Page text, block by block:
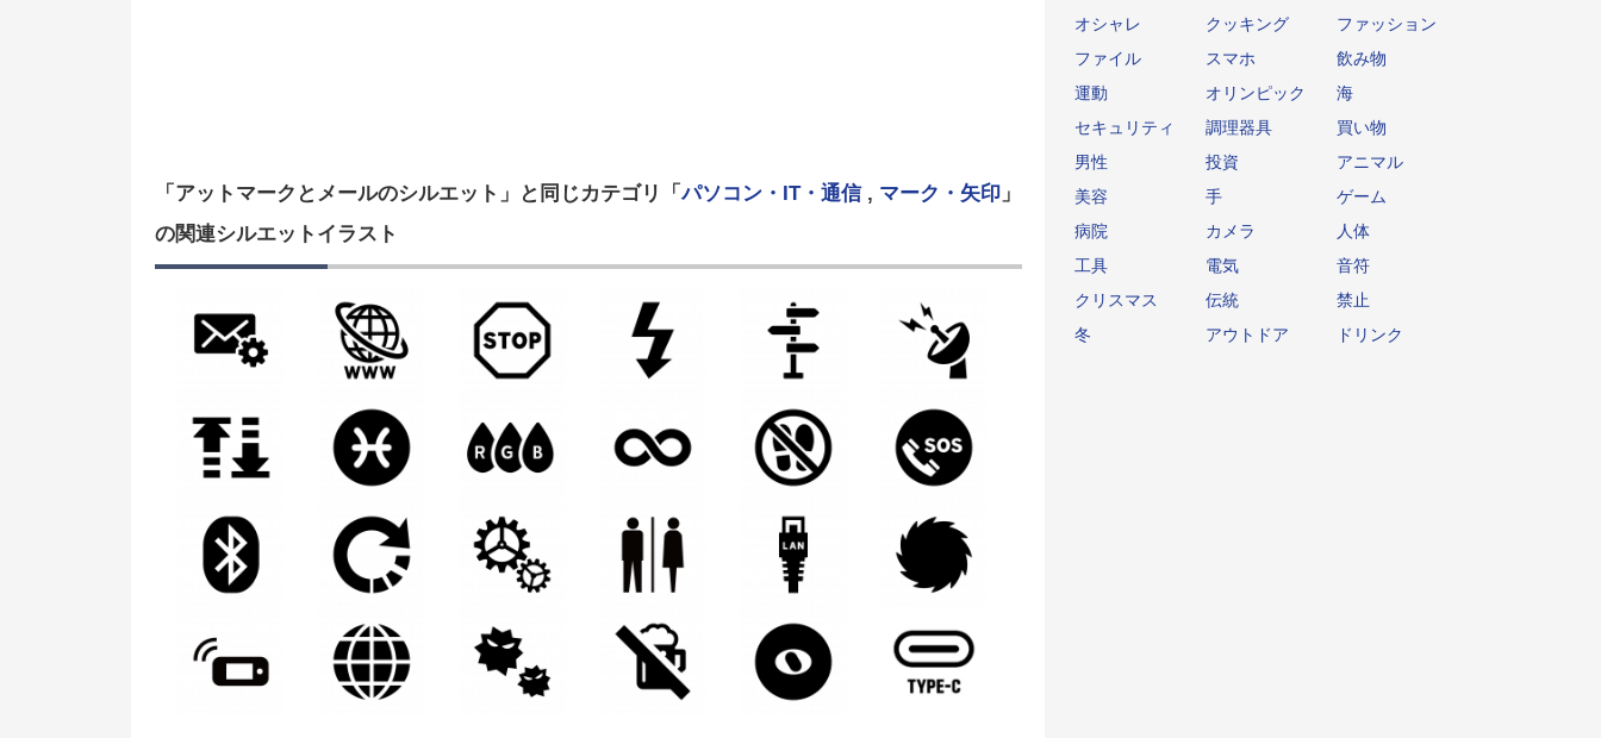
「アットマークとメールのシルエット」と同じカテゴリ「パソコン・IT・通信, マーク・矢印」
の関連シルエットイラスト
オシャレ
クッキング
ファッション
ファイル
スマホ
飲み物
運動
オリンピック
海
セキュリティ
調理器具
買い物
男性
投資
アニマル
美容
手
ゲーム
病院
カメラ
人体
工具
電気
音符
クリスマス
伝統
禁止
冬
アウトドア ドリンク